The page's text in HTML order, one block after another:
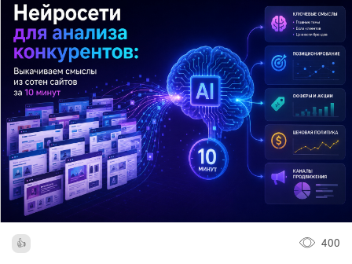
400